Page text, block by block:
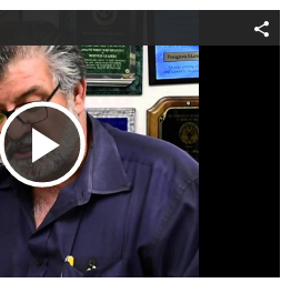
Play Video